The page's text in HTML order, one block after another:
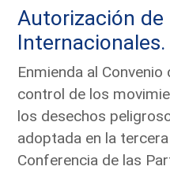
Autorización de
Internacionales.
Enmienda al
control de los
los desechos
adoptada en la
Conferencia de las